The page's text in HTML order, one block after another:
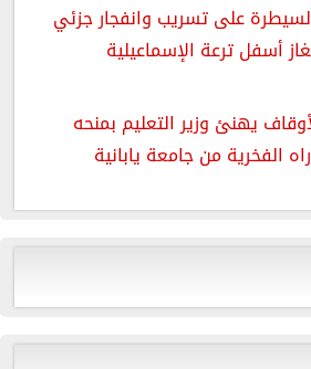
على تسريب وانفجار جزئي
أسفل ترعة الإسماعيلية
يهنئ وزير التعليم بمنحه
الفخرية من جامعة يابانية